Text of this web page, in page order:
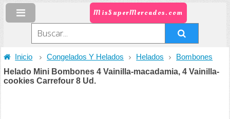
MisSuperMercados.com
Inicio Congelados Y Helados Helados Bombones
Helado Mini Bombones 4 Vainilla-macadamia, 4 Vainilla-
cookies Carrefour 8 Ud.